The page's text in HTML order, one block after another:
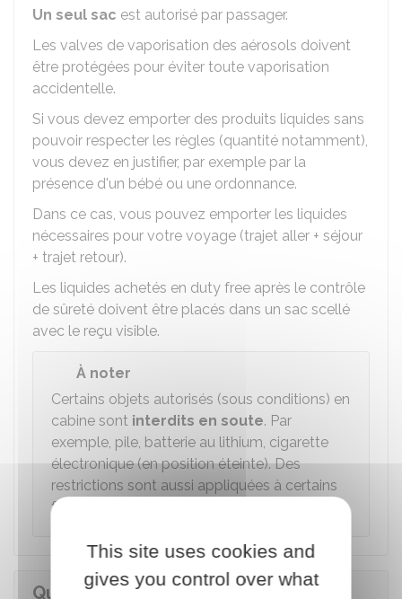
Un seul sac est autorisé par passager.
Les valves de vaporisation des aérosols doivent
être protégées pour éviter toute vaporisation
accidentelle.
Si vous devez emporter des produits liquides sans
pouvoir respecter les règles (quantité notamment),
vous devez en justifier, par exemple par la
présence d'un bébé ou une ordonnance.
Dans ce cas, vous pouvez emporter les liquides
nécessaires pour votre voyage (trajet aller + séjour
+ trajet retour).
Les liquides achetés en duty free après le contrôle
de sûreté doivent être placés dans un sac scellé
avec le reçu visible.
À noter
Certains objets autorisés (sous conditions) en
cabine sont interdits en soute. Par
exemple, pile, batterie au lithium, cigarette
électronique (en position éteinte). Des
restrictions sont aussi appliquées à certains
fauteuils roulants électriques.
Quelles sont les sanctions en cas de
This site uses cookies and
gives you control over what